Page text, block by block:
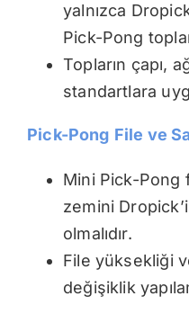
yalnızca
Pick-Pong
Topların çapı,
standartlara
Pick-Pong File ve
Mini Pick-Pong
zemini
olmalıdır.
File yüksekliği
değişiklik